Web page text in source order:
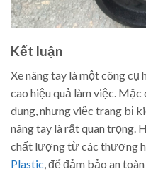
Kết luận
Xe nâng tay là một công cụ
cao hiệu quả làm việc.
dụng, nhưng việc trang bị
nâng tay là rất quan trọng.
chất lượng từ các thương
Plastic, để đảm bảo an